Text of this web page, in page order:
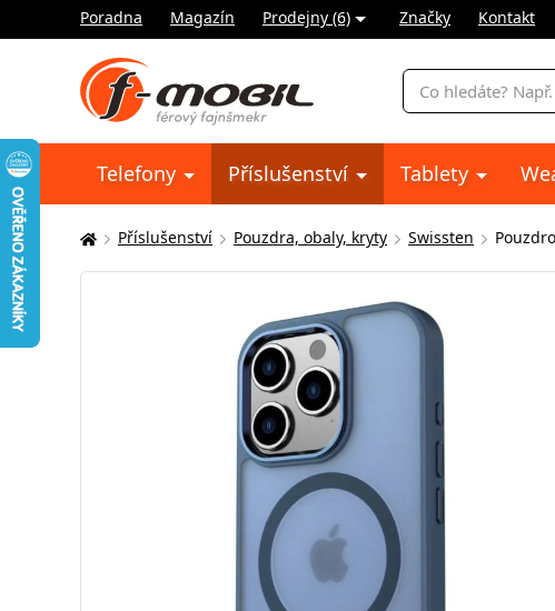
Poradna Magazín Prodejny (6) Značky Kontakt
Vyhledávání
Telefony Příslušenství Tablety
Zde
se
Příslušenství Pouzdra, obaly, kryty Swissten